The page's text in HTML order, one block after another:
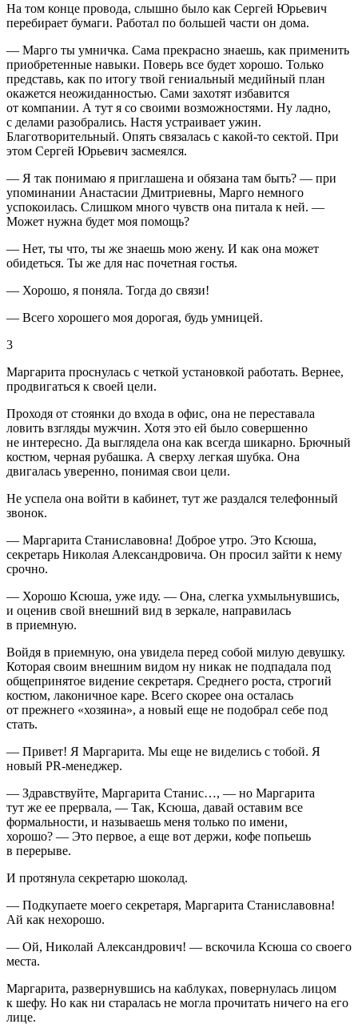
На том конце провода, слышно было как Сергей Юрьевич
перебирает бумаги. Работал по большей части он дома.
— Марго ты умничка. Сама прекрасно знаешь, как применить
приобретенные навыки. Поверь все будет хорошо. Только
представь, как по итогу твой гениальный медийный план
окажется неожиданностью. Сами захотят избавится
от компании. А тут я со своими возможностями. Ну ладно,
с делами разобрались. Настя устраивает ужин.
Благотворительный. Опять связалась с какой-то сектой. При
этом Сергей Юрьевич засмеялся.
— Я так понимаю я приглашена и обязана там быть? — при
упоминании Анастасии Дмитриевны, Марго немного
успокоилась. Слишком много чувств она питала к ней. —
Может нужна будет моя помощь?
— Нет, ты что, ты же знаешь мою жену. И как она может
обидеться. Ты же для нас почетная гостья.
— Хорошо, я поняла. Тогда до связи!
— Всего хорошего моя дорогая, будь умницей.
3
Маргарита проснулась с четкой установкой работать. Вернее,
продвигаться к своей цели.
Проходя от стоянки до входа в офис, она не переставала
ловить взгляды мужчин. Хотя это ей было совершенно
не интересно. Да выглядела она как всегда шикарно. Брючный
костюм, черная рубашка. А сверху легкая шубка. Она
двигалась уверенно, понимая свои цели.
Не успела она войти в кабинет, тут же раздался телефонный
звонок.
— Маргарита Станиславовна! Доброе утро. Это Ксюша,
секретарь Николая Александровича. Он просил зайти к нему
срочно.
— Хорошо Ксюша, уже иду. — Она, слегка ухмыльнувшись,
и оценив свой внешний вид в зеркале, направилась
в приемную.
Войдя в приемную, она увидела перед собой милую девушку.
Которая своим внешним видом ну никак не подпадала под
общепринятое видение секретаря. Среднего роста, строгий
костюм, лаконичное каре. Всего скорее она осталась
от прежнего «хозяина», а новый еще не подобрал себе под
стать.
— Привет! Я Маргарита. Мы еще не виделись с тобой. Я
новый PR-менеджер.
— Здравствуйте, Маргарита Станис…, — но Маргарита
тут же ее прервала, — Так, Ксюша, давай оставим все
формальности, и называешь меня только по имени,
хорошо? — Это первое, а еще вот держи, кофе попьешь
в перерыве.
И протянула секретарю шоколад.
— Подкупаете моего секретаря, Маргарита Станиславовна!
Ай как нехорошо.
— Ой, Николай Александрович! — вскочила Ксюша со своего
места.
Маргарита, развернувшись на каблуках, повернулась лицом
к шефу. Но как ни старалась не могла прочитать ничего на его
лице.